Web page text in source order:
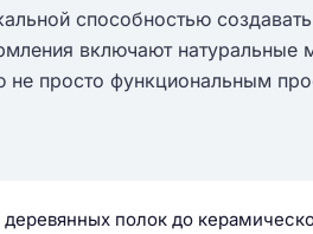
способностью
включают натуральные
не просто функциональным
полок до